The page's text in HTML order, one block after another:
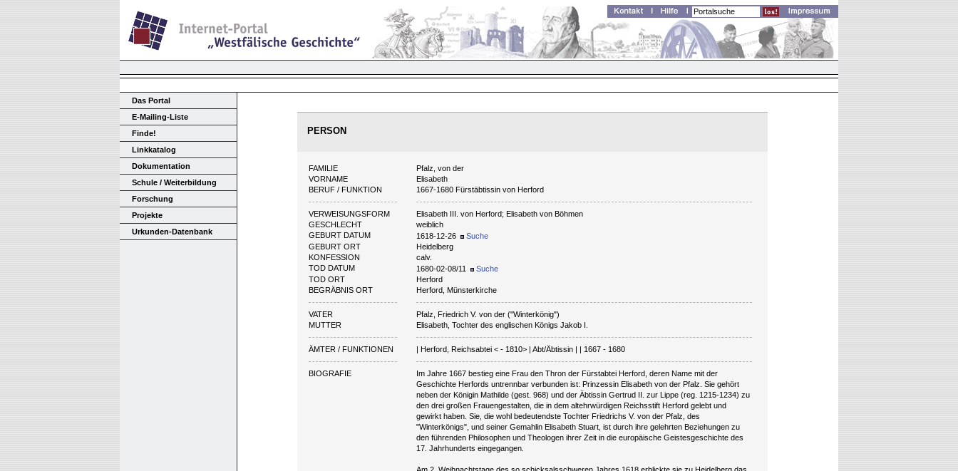
Das Portal
E-Mailing-Liste
Finde!
Linkkatalog
Dokumentation
Schule / Weiterbildung
Forschung
Projekte
Urkunden-Datenbank
PERSON
FAMILIE
Pfalz, von der
VORNAME
Elisabeth
BERUF / FUNKTION
1667-1680 Fürstäbtissin von Herford
VERWEISUNGSFORM
Elisabeth III. von Herford; Elisabeth von Böhmen
GESCHLECHT
weiblich
GEBURT DATUM
1618-12-26
Suche
GEBURT ORT
Heidelberg
KONFESSION
calv.
TOD DATUM
1680-02-08/11
Suche
TOD ORT
Herford
BEGRÄBNIS ORT
Herford, Münsterkirche
VATER
Pfalz, Friedrich V. von der ("Winterkönig")
MUTTER
Elisabeth, Tochter des englischen Königs Jakob I.
ÄMTER / FUNKTIONEN | Herford, Reichsabtei < - 1810> | Abt/Äbtissin | | 1667 - 1680
BIOGRAFIE
Im Jahre 1667 bestieg eine Frau den Thron der Fürstabtei Herford, deren Name mit der
Geschichte Herfords untrennbar verbunden ist: Prinzessin Elisabeth von der Pfalz. Sie gehört
neben der Königin Mathilde (gest. 968) und der Äbtissin Gertrud II. zur Lippe (reg. 1215-1234) zu
den drei großen Frauengestalten, die in dem altehrwürdigen Reichsstift Herford gelebt und
gewirkt haben. Sie, die wohl bedeutendste Tochter Friedrichs V. von der Pfalz, des
"Winterkönigs", und seiner Gemahlin Elisabeth Stuart, ist durch ihre gelehrten Beziehungen zu
den führenden Philosophen und Theologen ihrer Zeit in die europäische Geistesgeschichte des
17. Jahrhunderts eingegangen.